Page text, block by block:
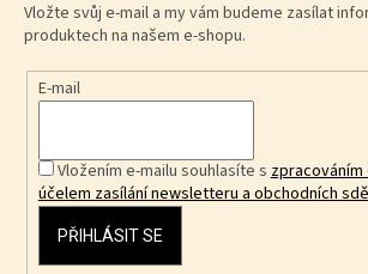
Vložte svůj e-mail a my vám budeme zasílat
produktech na našem e-shopu.
E-mail
Vložením e-mailu souhlasíte szpracováním
účelem zasílání newsletteru a obchodních
PŘIHLÁSIT SE